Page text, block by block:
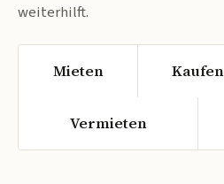
weiterhilft.
Mieten Kaufen
Vermieten